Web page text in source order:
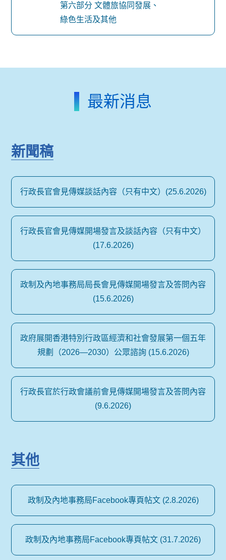
第六部分 文體旅協同發展、
綠色生活及其他
最新消息
新聞稿
行政長官會見傳媒談話內容（只有中文）(25.6.2026)
行政長官會見傳媒開場發言及談話內容（只有中文）
(17.6.2026)
政制及內地事務局局長會見傳媒開場發言及答問內容
(15.6.2026)
政府展開香港特別行政區經濟和社會發展第一個五年
規劃（2026—2030）公眾諮詢 (15.6.2026)
行政長官於行政會議前會見傳媒開場發言及答問內容
(9.6.2026)
其他
政制及內地事務局Facebook專頁帖文 (2.8.2026)
政制及內地事務局Facebook專頁帖文 (31.7.2026)